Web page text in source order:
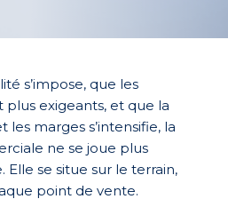
s’impose, que les
exigeants, et que la
les marges s’intensifie, la
ne se joue plus
Elle se situe sur le terrain,
point de vente.